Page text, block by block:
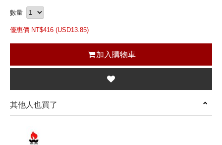
數量
優惠價 NT$416 (USD13.85)
加入購物車
其他人也買了